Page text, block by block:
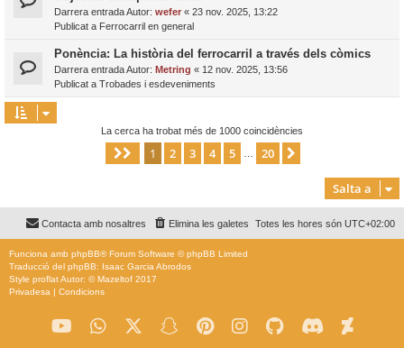
Darrera entrada Autor: wefer « 23 nov. 2025, 13:22
Publicat a Ferrocarril en general
Ponència: La història del ferrocarril a través dels còmics
Darrera entrada Autor: Metring « 12 nov. 2025, 13:56
Publicat a Trobades i esdeveniments
La cerca ha trobat més de 1000 coincidències
Pàgina de 20
1 2 3 4 5 20
Salta a
Totes les hores són UTC+02:00
Elimina les galetes
Contacta amb nosaltres
Funciona amb phpBB® Forum Software © phpBB Limited
Traducció del phpBB: Isaac Garcia Abrodos
Style proflatAutor: ©Mazeltof 2017
Privadesa | Condicions